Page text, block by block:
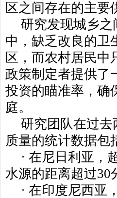
区之间存在的主要
研究发现城乡
中，缺乏改良的卫
区，而农村居民中
政策制定者提供了
投资的瞄准率，确
庭。
研究团队在过去
质量的统计数据包
· 在尼日利亚，
水源的距离超过30
· 在印度尼西亚